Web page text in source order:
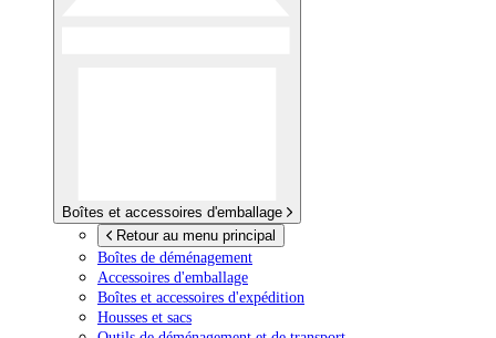
Boîtes et accessoires d'emballage
Retour au menu principal
Boîtes de déménagement
Accessoires d'emballage
Boîtes et accessoires d'expédition
Housses et sacs